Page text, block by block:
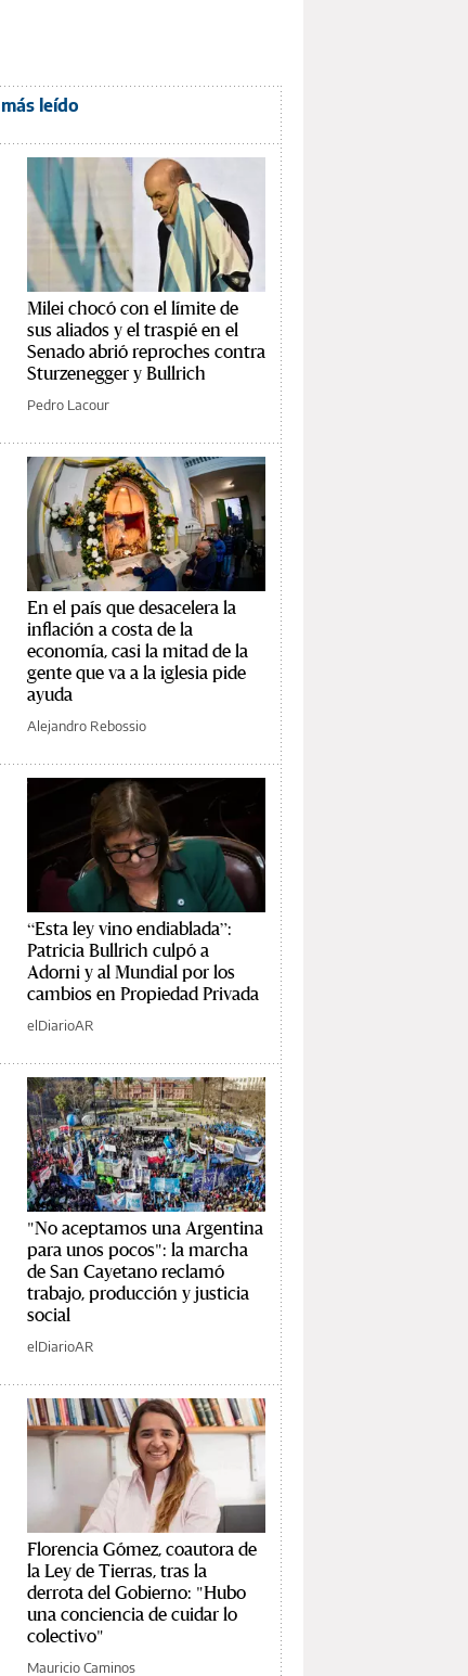
leído
Milei chocó con el límite de
sus aliados y el traspié en el
Senado abrió reproches contra
Sturzenegger y Bullrich
Pedro Lacour
En el país que desacelera la
inflación a costa de la
economía, casi la mitad de la
gente que va a la iglesia pide
ayuda
Alejandro Rebossio
“Esta ley vino endiablada”:
Patricia Bullrich culpó a
Adorni y al Mundial por los
cambios en Propiedad Privada
elDiarioAR
"No aceptamos una Argentina
para unos pocos": la marcha
de San Cayetano reclamó
trabajo, producción y justicia
social
elDiarioAR
Florencia Gómez, coautora de
la Ley de Tierras, tras la
derrota del Gobierno: "Hubo
una conciencia de cuidar lo
colectivo"
Mauricio Caminos